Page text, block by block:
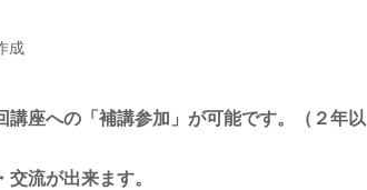
成
座への「補講参加」が可能です。（２年以
流が出来ます。